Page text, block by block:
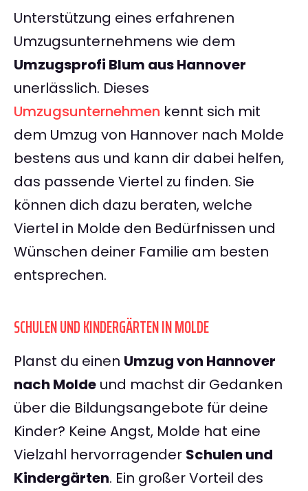
Unterstützung eines erfahrenen
Umzugsunternehmens wie dem
Umzugsprofi Blum aus Hannover
unerlässlich. Dieses
Umzugsunternehmen kennt sich mit
dem Umzug von Hannover nach Molde
bestens aus und kann dir dabei helfen,
das passende Viertel zu finden. Sie
können dich dazu beraten, welche
Viertel in Molde den Bedürfnissen und
Wünschen deiner Familie am besten
entsprechen.
SCHULEN UND KINDERGÄRTEN IN MOLDE
Planst du einen Umzug von Hannover
nach Molde und machst dir Gedanken
über die Bildungsangebote für deine
Kinder? Keine Angst, Molde hat eine
Vielzahl hervorragender Schulen und
Kindergärten. Ein großer Vorteil des